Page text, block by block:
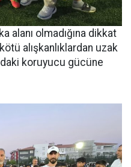
alanı olmadığına dikkat
alışkanlıklardan uzak
koruyucu gücüne